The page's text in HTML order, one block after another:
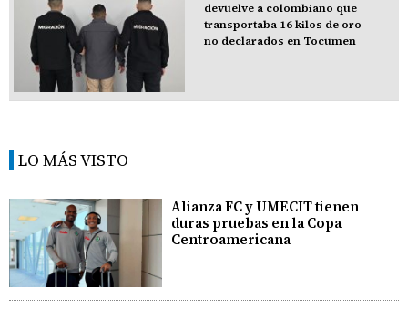
devuelve a colombiano que
transportaba 16 kilos de oro
no declarados en Tocumen
LO MÁS VISTO
Alianza FC y UMECIT tienen
duras pruebas en la Copa
Centroamericana